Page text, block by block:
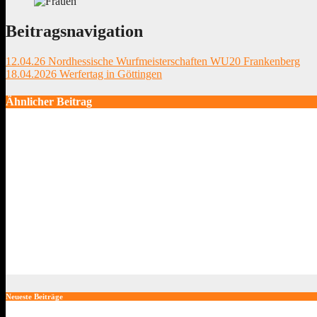
Beitragsnavigation
12.04.26 Nordhessische Wurfmeisterschaften WU20 Frankenberg
18.04.2026 Werfertag in Göttingen
Ähnlicher Beitrag
Neueste Beiträge